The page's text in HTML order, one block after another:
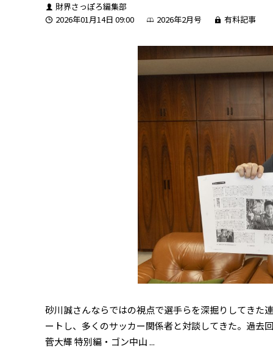
財界さっぽろ編集部
2026年01月14日 09:00
2026年2月号 有料記事
砂川誠さんならではの視点で選手らを深掘りしてきた
ートし、多くのサッカー関係者と対談してきた。過去
菅大輝 特別編・ゴン中山 ...